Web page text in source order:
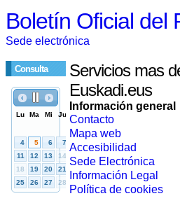
Boletín Oficial del
Sede electrónica
Consulta
Servicios mas
Euskadi.eus
Información general
Contacto
Mapa web
Accesibilidad
Sede Electrónica
Información Legal
Política de cookies